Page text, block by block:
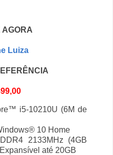
AGORA
Luiza
i5-10210U (6M de
10 Home
2133MHz (4GB
até 20GB